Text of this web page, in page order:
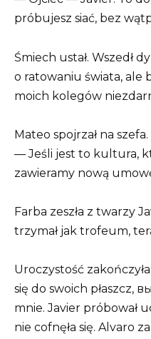
próbujesz siać, bez
Śmiech ustał. Wszedł
o ratowaniu świata, ale
moich kolegów
Mateo spojrzał na szefa.
— Jeśli jest to kultura,
zawieramy nową
Farba zeszła z twarzy
trzymał jak trofeum,
Uroczystość
się do swoich płaszcz,
mnie. Javier próbował
nie cofnęła się. Alvaro